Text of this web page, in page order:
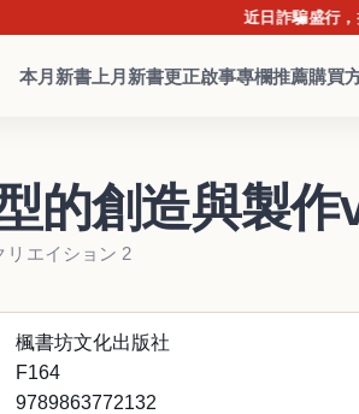
近日詐騙盛行，提醒讀
本月新書 上月新書更正啟事專欄推薦購買
的創造與製作
リエイション 2
楓書坊文化出版社
F164
9789863772132